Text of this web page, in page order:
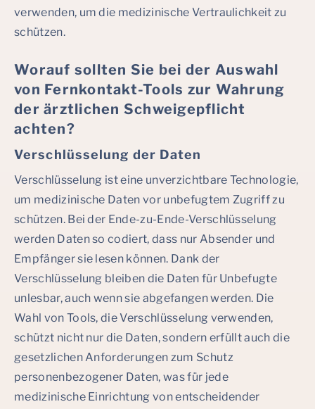
verwenden, um die medizinische Vertraulichkeit zu
schützen.
Worauf sollten Sie bei der Auswahl
von Fernkontakt-Tools zur Wahrung
der ärztlichen Schweigepflicht
achten?
Verschlüsselung der Daten
Verschlüsselung ist eine unverzichtbare Technologie,
um medizinische Daten vor unbefugtem Zugriff zu
schützen. Bei der Ende-zu-Ende-Verschlüsselung
werden Daten so codiert, dass nur Absender und
Empfänger sie lesen können. Dank der
Verschlüsselung bleiben die Daten für Unbefugte
unlesbar, auch wenn sie abgefangen werden. Die
Wahl von Tools, die Verschlüsselung verwenden,
schützt nicht nur die Daten, sondern erfüllt auch die
gesetzlichen Anforderungen zum Schutz
personenbezogener Daten, was für jede
medizinische Einrichtung von entscheidender